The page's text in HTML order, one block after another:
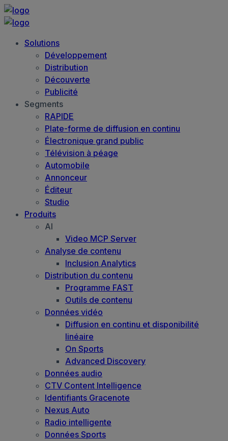
Solutions
Développement
Distribution
Découverte
Publicité
Segments
RAPIDE
Plate-forme de diffusion en continu
Électronique grand public
Télévision à péage
Automobile
Annonceur
Éditeur
Studio
Produits
AI
Video MCP Server
Analyse de contenu
Inclusion Analytics
Distribution du contenu
Programme FAST
Outils de contenu
Données vidéo
Diffusion en continu et disponibilité
linéaire
On Sports
Advanced Discovery
Données audio
CTV Content Intelligence
Identifiants Gracenote
Nexus Auto
Radio intelligente
Données Sports